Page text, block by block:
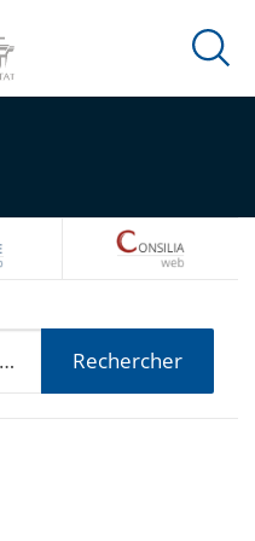
Ouvrir
ARIANEWEB
Rechercher